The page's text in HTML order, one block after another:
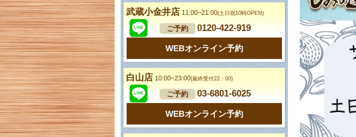
武蔵小金井店 11:00~21:00(土日祝10時OPEN)
ご予約 0120-422-919
WEBオンライン予約
白山店 10:00~23:00(最終受付22：00)
ご予約 03-6801-6025
WEBオンライン予約